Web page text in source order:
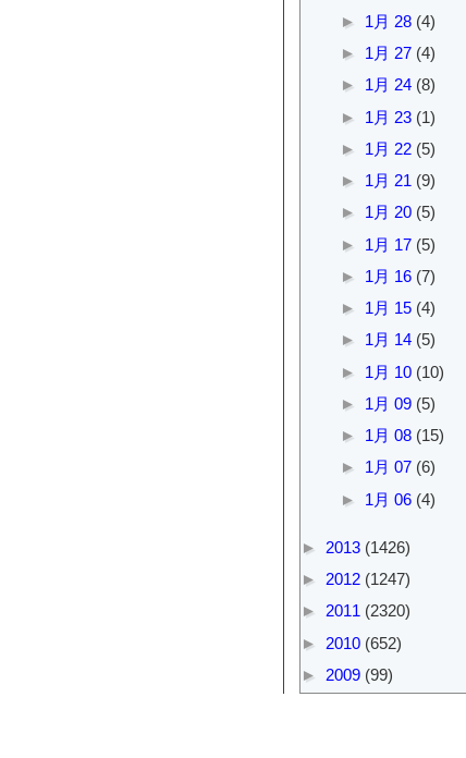
► 1月 28 (4)
► 1月 27 (4)
► 1月 24 (8)
► 1月 23 (1)
► 1月 22 (5)
► 1月 21 (9)
► 1月 20 (5)
► 1月 17 (5)
► 1月 16 (7)
► 1月 15 (4)
► 1月 14 (5)
► 1月 10 (10)
► 1月 09 (5)
► 1月 08 (15)
► 1月 07 (6)
► 1月 06 (4)
► 2013 (1426)
► 2012 (1247)
► 2011 (2320)
► 2010 (652)
► 2009 (99)